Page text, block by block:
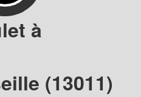
à
(13011)